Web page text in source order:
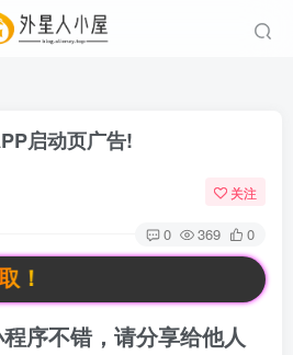
启动页广告!
关注
0 369 0
序不错，请分享给他人